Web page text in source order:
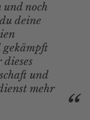
und noch
deine
gekämpft
und
mehr